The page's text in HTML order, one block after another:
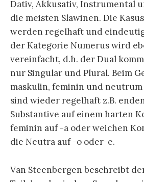
Dativ, Akkusativ, Instrumental
die meisten Slawinen. Die
werden regelhaft und
der Kategorie Numerus wird
vereinfacht, d.h. der Dual
nur Singular und Plural. Beim
maskulin, feminin und
sind wieder regelhaft z.B.
Substantive auf einem harten
feminin auf -a oder weichen
die Neutra auf -o oder-e.
Van Steenbergen beschreibt